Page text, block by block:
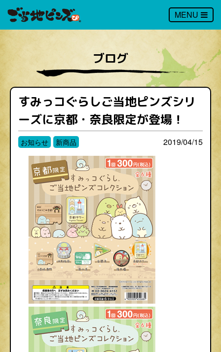
MENU
ブログ
すみっコぐらしご当地ピンズシリ
ーズに京都・奈良限定が登場！
お知らせ 新商品 2019/04/15